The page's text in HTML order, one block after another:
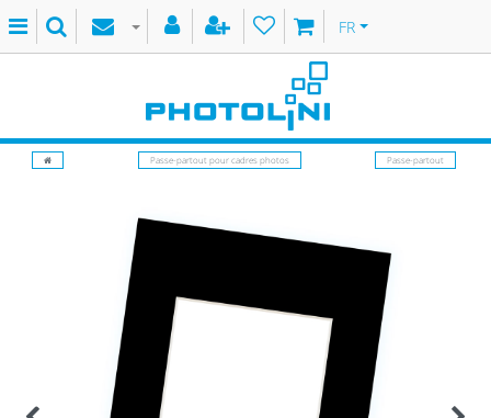
FR
Passe-partout pour cadres photos Passe-partout